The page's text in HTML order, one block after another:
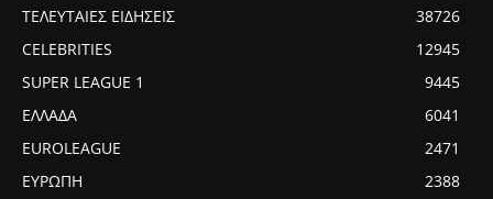
ΤΕΛΕΥΤΑΙΕΣ ΕΙΔΗΣΕΙΣ
38726
CELEBRITIES
12945
SUPER LEAGUE 1
9445
ΕΛΛΑΔΑ
6041
EUROLEAGUE
2471
ΕΥΡΩΠΗ
2388